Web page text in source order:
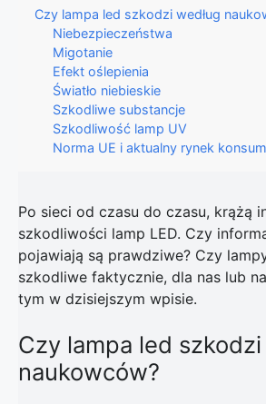
Czy lampa led szkodzi według
Niebezpieczeństwa
Migotanie
Efekt oślepienia
Światło niebieskie
Szkodliwe substancje
Szkodliwość lamp UV
Norma UE i aktualny rynek
Po sieci od czasu do czasu, krążą
szkodliwości lamp LED. Czy
pojawiają są prawdziwe? Czy
szkodliwe faktycznie, dla nas lub
tym w dzisiejszym wpisie.
Czy lampa led szkodzi
naukowców?